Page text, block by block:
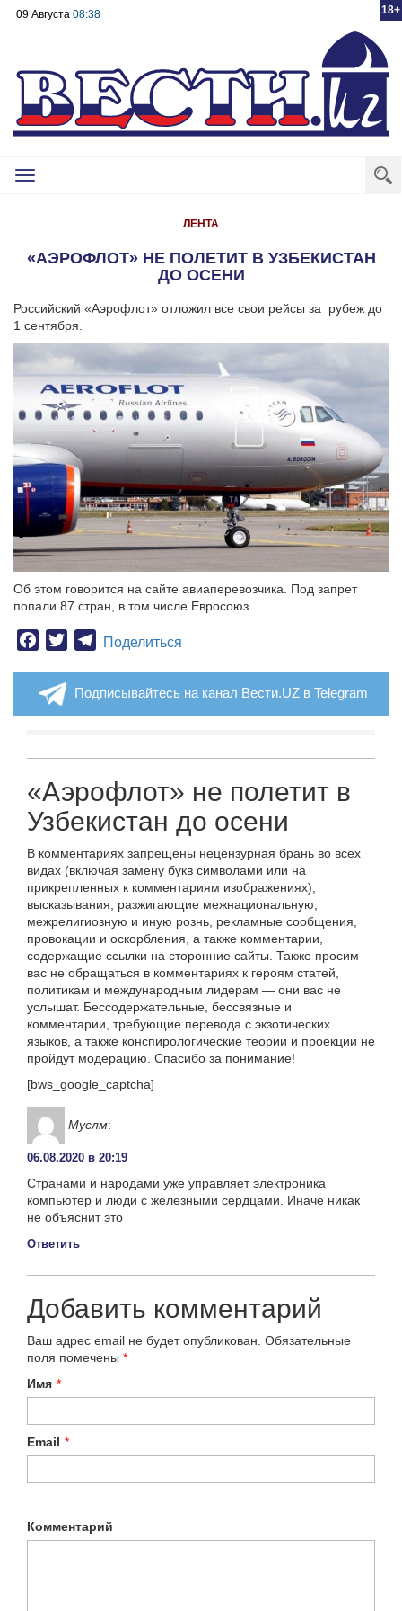
18+
09 Августа 08:38
Toggle
ЛЕНТА
«АЭРОФЛОТ» НЕ ПОЛЕТИТ В УЗБЕКИСТАН
ДО ОСЕНИ
Российский «Аэрофлот» отложил все свои рейсы за рубеж до
1 сентября.
Об этом говорится на сайте авиаперевозчика. Под запрет
попали 87 стран, в том числе Евросоюз.
Facebook
TwitterTelegram
Поделиться
Подписывайтесь на канал Вести.UZ в Telegram
«Аэрофлот» не полетит в
Узбекистан до осени
В комментариях запрещены нецензурная брань во всех
видах (включая замену букв символами или на
прикрепленных к комментариям изображениях),
высказывания, разжигающие межнациональную,
межрелигиозную и иную рознь, рекламные сообщения,
провокации и оскорбления, а также комментарии,
содержащие ссылки на сторонние сайты. Также просим
вас не обращаться в комментариях к героям статей,
политикам и международным лидерам — они вас не
услышат. Бессодержательные, бессвязные и
комментарии, требующие перевода с экзотических
языков, а также конспирологические теории и проекции не
пройдут модерацию. Спасибо за понимание!
[bws_google_captcha]
Муслм:
06.08.2020 в 20:19
Странами и народами уже управляет электроника
компьютер и люди с железными сердцами. Иначе никак
не объяснит это
Ответить
Добавить комментарий
Ваш адрес email не будет опубликован. Обязательные
поля помечены *
Имя *
Email *
Комментарий